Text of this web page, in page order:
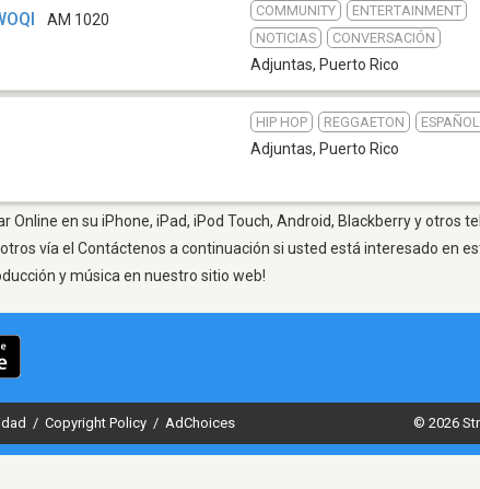
AM 1020
COMMUNITY
ENTERTAINMENT
NOTICIAS
CONVERSACIÓN
Adjuntas, Puerto Rico
HIP HOP REGGAETON ESPAÑOL
Adjuntas, Puerto Rico
Online en su iPhone, iPad, iPod Touch, Android, Blackberry y otros
vía el Contáctenos a continuación si usted está interesado en
y música en nuestro sitio web!
/ Copyright Policy / AdChoices © 2026